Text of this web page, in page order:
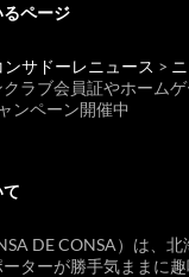
ページ
ンサドーレニュース >
ラブ会員証やホーム
ンペーン開催中
DE CONSA）は、
ターが勝手気ままに